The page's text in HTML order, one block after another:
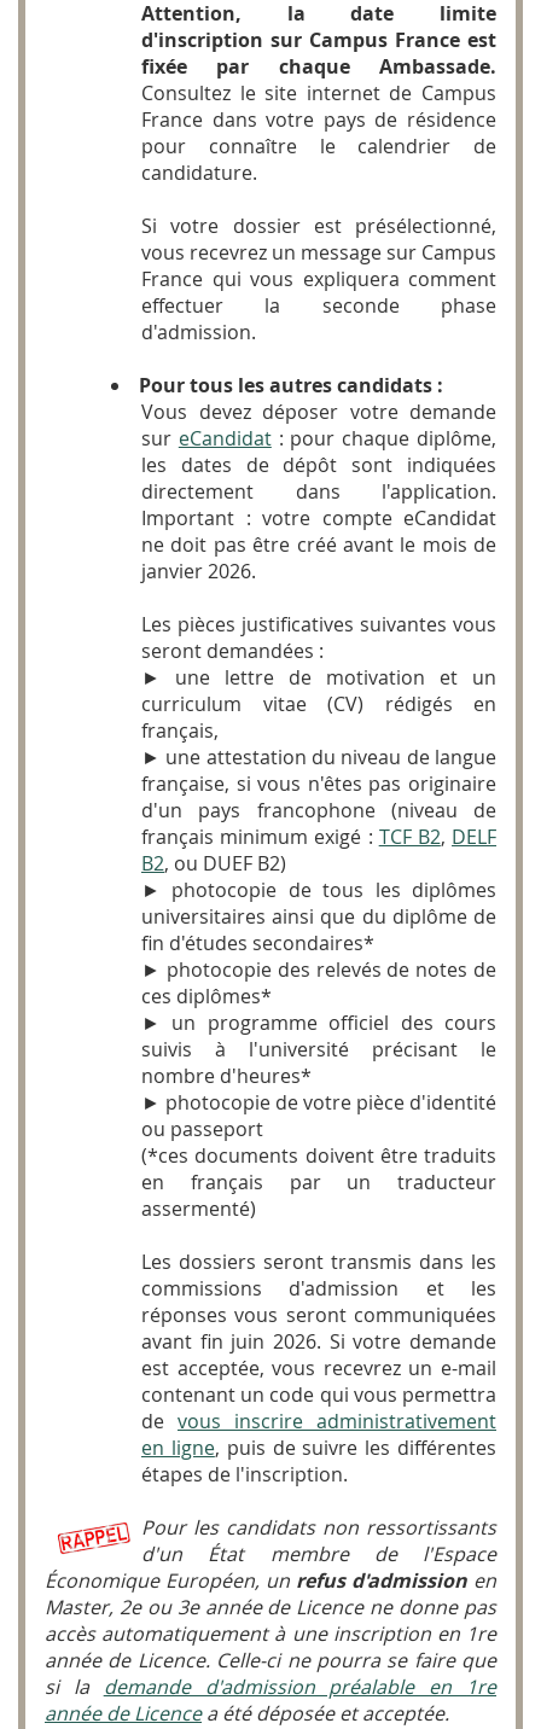
Attention, la date limite
d'inscription sur Campus France est
fixée par chaque Ambassade.
Consultez le site internet de Campus
France dans votre pays de résidence
pour connaître le calendrier de
candidature.
Si votre dossier est présélectionné,
vous recevrez un message sur Campus
France qui vous expliquera comment
effectuer la seconde phase
d'admission.
Pour tous les autres candidats :
Vous devez déposer votre demande
sur eCandidat: pour chaque diplôme,
les dates de dépôt sont indiquées
directement dans l'application.
Important : votre compte eCandidat
ne doit pas être créé avant le mois de
janvier 2026.
Les pièces justificatives suivantes vous
seront demandées :
► une lettre de motivation et un
curriculum vitae (CV) rédigés en
français,
► une attestation du niveau de langue
française, si vous n'êtes pas originaire
d'un pays francophone (niveau de
français minimum exigé : TCF B2, DELF
B2, ou DUEF B2)
► photocopie de tous les diplômes
universitaires ainsi que du diplôme de
fin d'études secondaires*
► photocopie des relevés de notes de
ces diplômes*
► un programme officiel des cours
suivis à l'université précisant le
nombre d'heures*
► photocopie de votre pièce d'identité
ou passeport
(*ces documents doivent être traduits
en français par un traducteur
assermenté)
Les dossiers seront transmis dans les
commissions d'admission et les
réponses vous seront communiquées
avant fin juin 2026. Si votre demande
est acceptée, vous recevrez un e-mail
contenant un code qui vous permettra
de vous inscrire administrativement
en ligne, puis de suivre les différentes
étapes de l'inscription.
Pour les candidats non ressortissants
d'un État membre de l'Espace
Économique Européen, un refus d'admission en
Master, 2eou 3eannée de Licence ne donne pas
accès automatiquement à une inscription en 1re
année de Licence. Celle-ci ne pourra se faire que
si la demande d'admission préalable en 1re
année de Licencea été déposée et acceptée.